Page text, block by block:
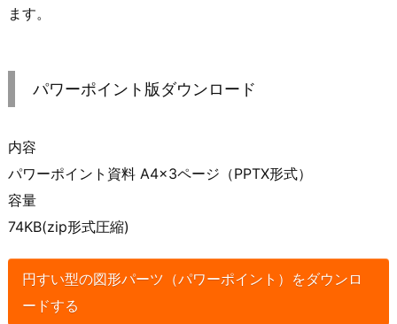
ます。
パワーポイント版ダウンロード
内容
パワーポイント資料 A4×3ページ（PPTX形式）
容量
74KB(zip形式圧縮)
円すい型の図形パーツ（パワーポイント）をダウンロ
ードする